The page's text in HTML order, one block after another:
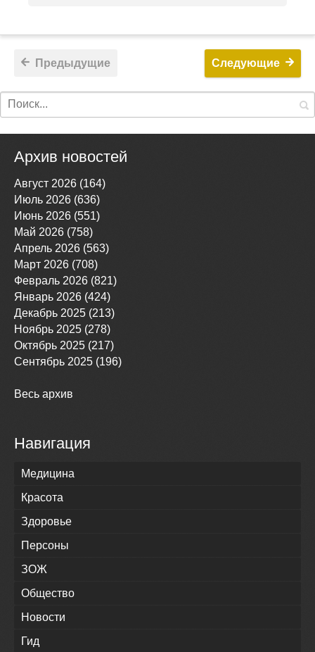
Предыдущие Следующие
Архив новостей
Август 2026 (164)
Июль 2026 (636)
Июнь 2026 (551)
Май 2026 (758)
Апрель 2026 (563)
Март 2026 (708)
Февраль 2026 (821)
Январь 2026 (424)
Декабрь 2025 (213)
Ноябрь 2025 (278)
Октябрь 2025 (217)
Сентябрь 2025 (196)
Весь архив
Навигация
Медицина
Красота
Здоровье
Персоны
ЗОЖ
Общество
Новости
Гид